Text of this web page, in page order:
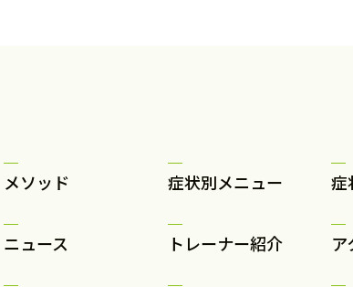
メソッド 症状別メニュー 症
ニュース トレーナー紹介 ア